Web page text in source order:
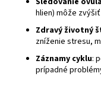
hlien) môže
Zdravý životný
zníženie stresu,
Záznamy cyklu:
prípadné